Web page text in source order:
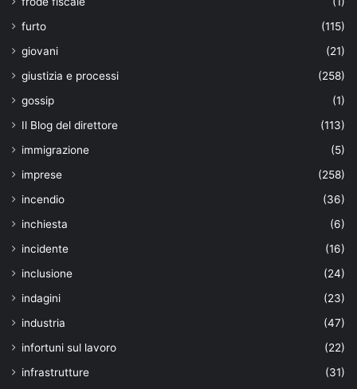
furto
(115)
giovani
(21)
giustizia e processi
(258)
gossip
(1)
Il Blog del direttore
(113)
immigrazione
(5)
imprese
(258)
incendio
(36)
inchiesta
(6)
incidente
(16)
inclusione
(24)
indagini
(23)
industria
(47)
infortuni sul lavoro
(22)
infrastrutture
(31)